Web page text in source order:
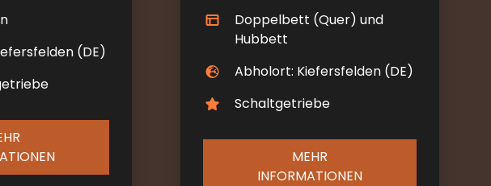
(DE)
Doppelbett (Quer) und
Hubbett
Abholort: Kiefersfelden (DE)
Schaltgetriebe
MEHR
INFORMATIONEN